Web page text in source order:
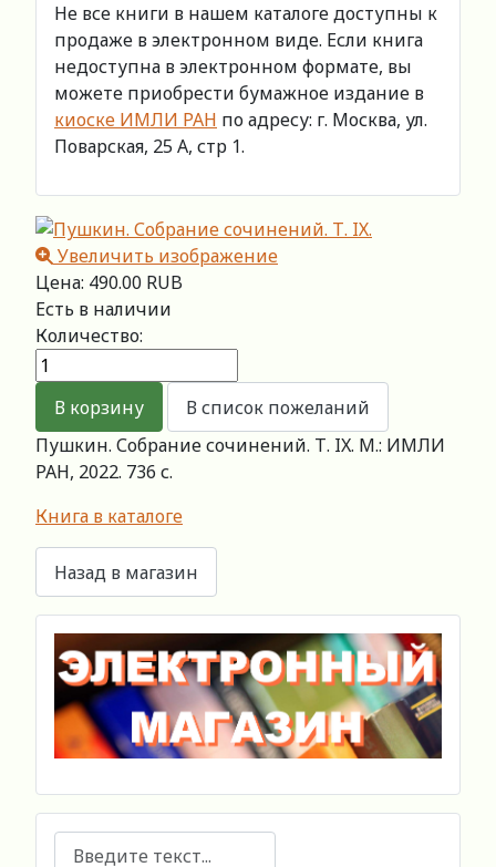
Не все книги в нашем каталоге доступны к
продаже в электронном виде. Если книга
недоступна в электронном формате, вы
можете приобрести бумажное издание в
киоске ИМЛИ РАН по адресу: г. Москва, ул.
Поварская, 25 А, стр 1.
Увеличить изображение
Цена: 490.00 RUB
Есть в наличии
Количество:
Пушкин. Собрание сочинений. Т. IX. М.: ИМЛИ
РАН, 2022. 736 с.
Книга в каталоге
Поиск